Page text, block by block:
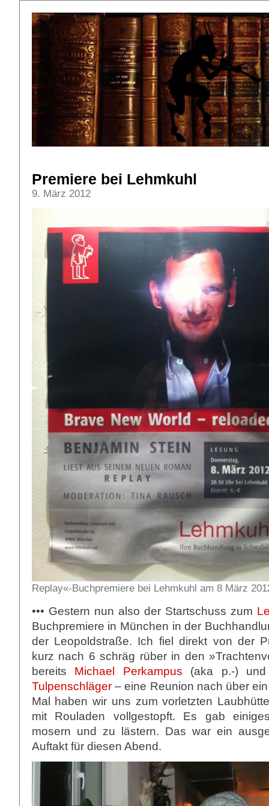
Premiere bei Lehmkuhl
9. März 2012
Replay«-Buchpremiere bei Lehmkuhl am 8 März
••• Gestern nun also der Startschuss zum
Buchpremiere in München in der
der Leopoldstraße. Ich fiel direkt von der
kurz nach 6 schräg rüber in den
bereits Michael Perkampus (aka p.-)
Tulpenschläger– eine Reunion nach über
Mal haben wir uns zum vorletzten
mit Rouladen vollgestopft. Es gab
mosern und zu lästern. Das war ein
Auftakt für diesen Abend.